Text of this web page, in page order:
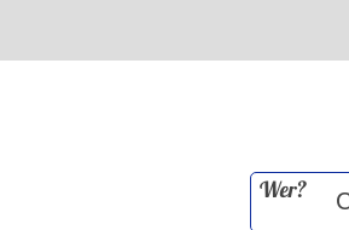
Wer?